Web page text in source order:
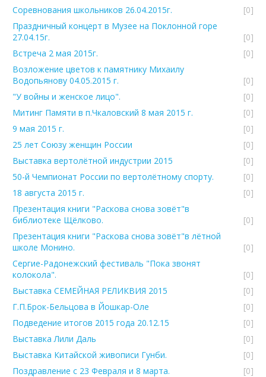
Соревнования школьников 26.04.2015г.
[0]
Праздничный концерт в Музее на Поклонной горе
27.04.15г.
[0]
Встреча 2 мая 2015г.
[0]
Возложение цветов к памятнику Михаилу
Водопьянову 04.05.2015 г.
[0]
"У войны и женское лицо".
[0]
Митинг Памяти в п.Чкаловский 8 мая 2015 г.
[0]
9 мая 2015 г.
[0]
25 лет Союзу женщин России
[0]
Выставка вертолётной индустрии 2015
[0]
50-й Чемпионат России по вертолётному спорту.
[0]
18 августа 2015 г.
[0]
Презентация книги "Раскова снова зовёт"в
библиотеке Щёлково.
[0]
Презентация книги "Раскова снова зовёт"в лётной
школе Монино.
[0]
Сергие-Радонежский фестиваль "Пока звонят
колокола".
[0]
Выставка СЕМЕЙНАЯ РЕЛИКВИЯ 2015
[0]
Г.П.Брок-Бельцова в Йошкар-Оле
[0]
Подведение итогов 2015 года 20.12.15
[0]
Выставка Лили Даль
[0]
Выставка Китайской живописи Гунби.
[0]
Поздравление с 23 Февраля и 8 марта.
[0]